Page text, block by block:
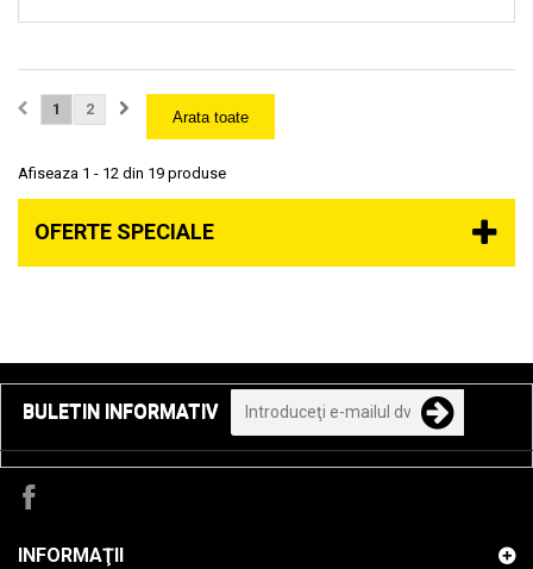
Arata toate
1 2
Afiseaza 1 - 12 din 19 produse
OFERTE SPECIALE
BULETIN INFORMATIV
INFORMAŢII